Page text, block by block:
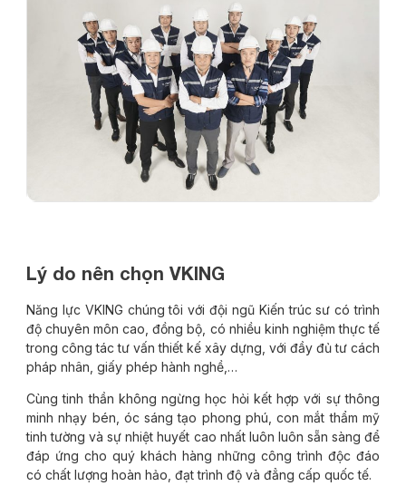
Lý do nên chọn VKING
Năng lực VKING chúng tôi với đội ngũ Kiến trúc sư có trình
độ chuyên môn cao, đồng bộ, có nhiều kinh nghiệm thực tế
trong công tác tư vấn thiết kế xây dựng, với đầy đủ tư cách
pháp nhân, giấy phép hành nghề,…
Cùng tinh thần không ngừng học hỏi kết hợp với sự thông
minh nhạy bén, óc sáng tạo phong phú, con mắt thẩm mỹ
tinh tường và sự nhiệt huyết cao nhất luôn luôn sẵn sàng để
đáp ứng cho quý khách hàng những công trình độc đáo
có chất lượng hoàn hảo, đạt trình độ và đẳng cấp quốc tế.